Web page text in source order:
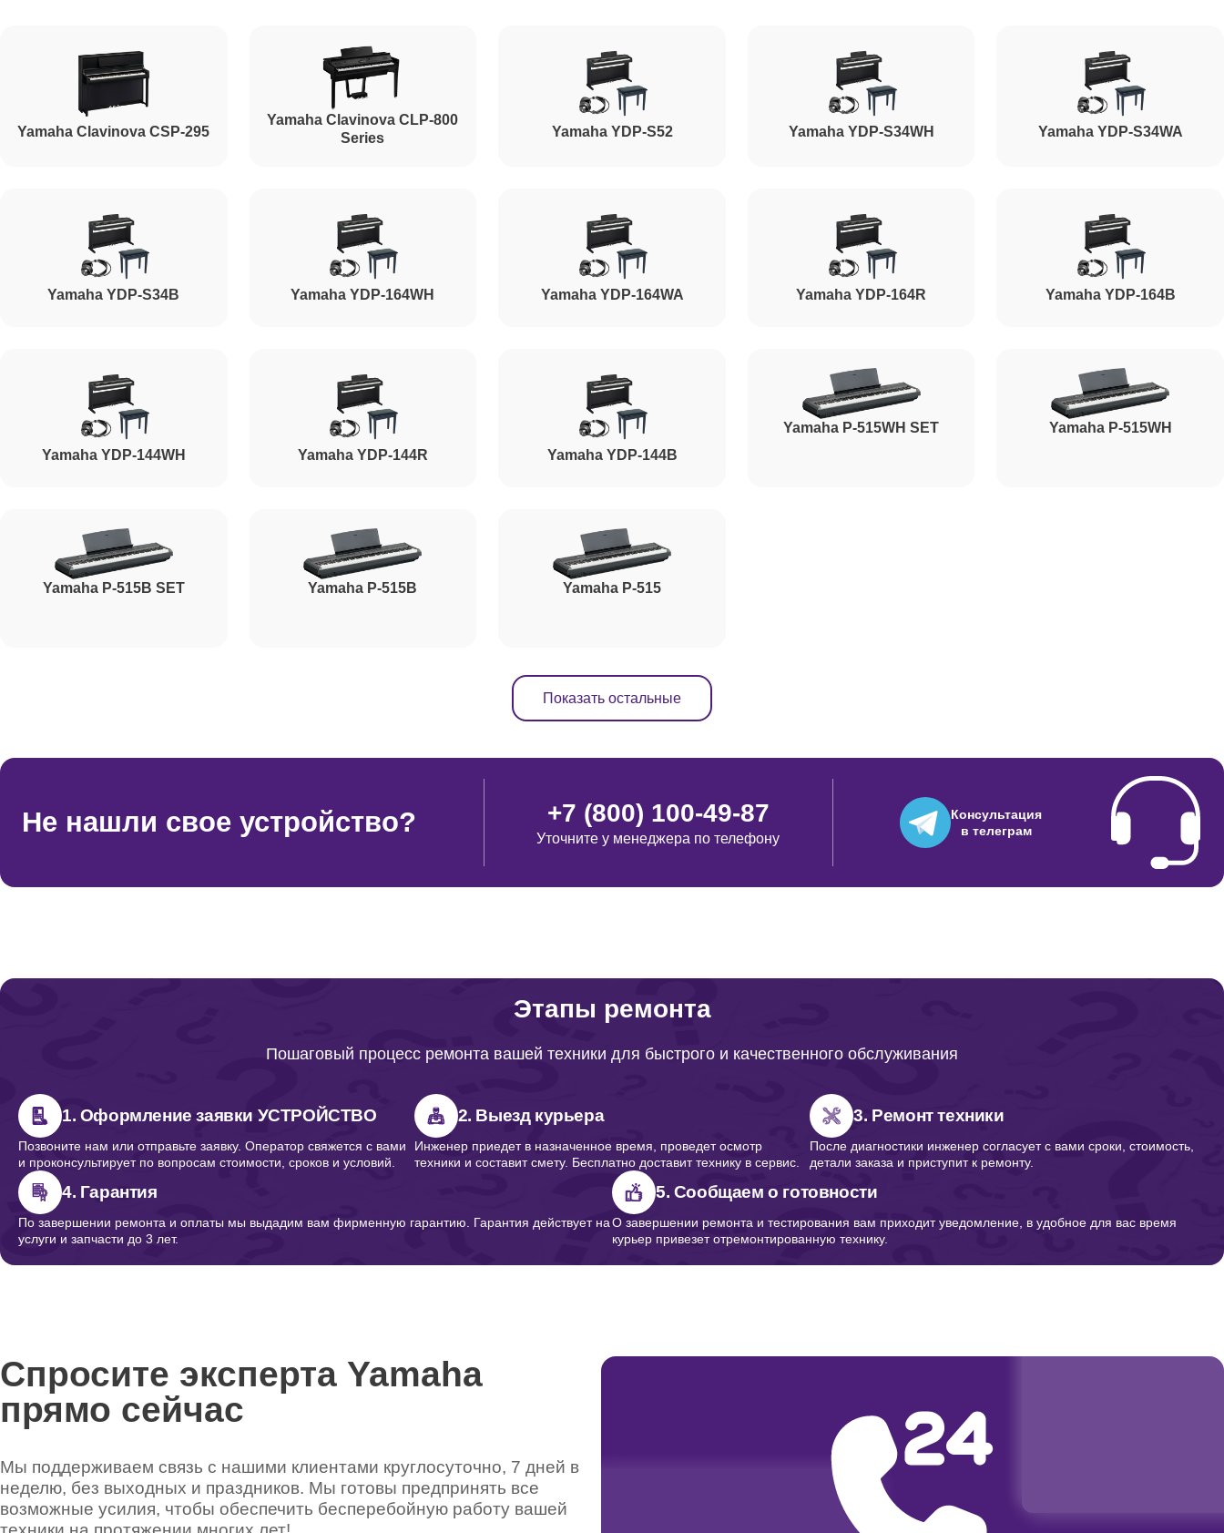
Ремонт механизма клавиш
от 70 минут
Ремонт клавиш
от 80 минут
1800
Ремонт клавиш и уплотнителей
Чистка и профилактика внутрикорпусная
от 110 минут
1500
Восстановление после попадания влаги
от 90 минут
1800
Ремонт стоковых потенциометров
от 70 минут
Yamaha Clavinova CSP-295
Yamaha Clavinova CLP-800
Series
Yamaha YDP-S52 Yamaha YDP-S34WH Yamaha YDP-S34WA
Yamaha YDP-S34B Yamaha YDP-164WH Yamaha YDP-164WA Yamaha YDP-164R Yamaha YDP-164B
Yamaha YDP-144WH Yamaha YDP-144R Yamaha YDP-144B
Yamaha P-515WH SET Yamaha P-515WH
Yamaha P-515B SET Yamaha P-515B Yamaha P-515
Показать остальные
Не нашли свое устройство? +7 (800) 100-49-87
Уточните у менеджера по телефону
Консультация
в телеграм
Этапы ремонта
Пошаговый процесс ремонта вашей техники для быстрого и качественного обслуживания
1. Оформление заявки УСТРОЙСТВО
Позвоните нам или отправьте заявку. Оператор свяжется с вами
и проконсультирует по вопросам стоимости, сроков и условий.
2. Выезд курьера
Инженер приедет в назначенное время, проведет осмотр
техники и составит смету. Бесплатно доставит технику в сервис.
3. Ремонт техники
После диагностики инженер согласует с вами сроки, стоимость,
детали заказа и приступит к ремонту.
4. Гарантия
По завершении ремонта и оплаты мы выдадим вам фирменную гарантию. Гарантия действует на
услуги и запчасти до 3 лет.
5. Сообщаем о готовности
О завершении ремонта и тестирования вам приходит уведомление, в удобное для вас время
курьер привезет отремонтированную технику.
Спросите эксперта Yamaha
прямо сейчас
Мы поддерживаем связь с нашими клиентами круглосуточно, 7 дней в
неделю, без выходных и праздников. Мы готовы предпринять все
возможные усилия, чтобы обеспечить бесперебойную работу вашей